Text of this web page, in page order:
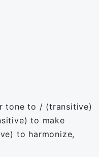
tone to / (transitive)
to make
to harmonize,